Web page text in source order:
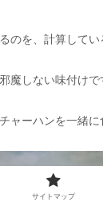
のを、計算してい
魔しない味付けで
ャーハンを一緒に
サイトマップ